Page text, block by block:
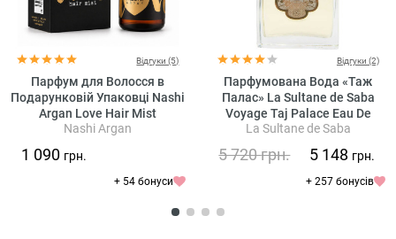
Відгуки (5)
Парфум для Волосся в
Подарунковій Упаковці Nashi
Argan Love Hair Mist
Nashi Argan
1 090 грн.
+ 54 бонуси
Відгуки (2)
Парфумована Вода «Таж
Палас» La Sultane de Saba
Voyage Taj Palace Eau De
Parfum Musk Incense Rose
La Sultane de Saba
5 720грн. 5 148 грн.
+ 257 бонусів